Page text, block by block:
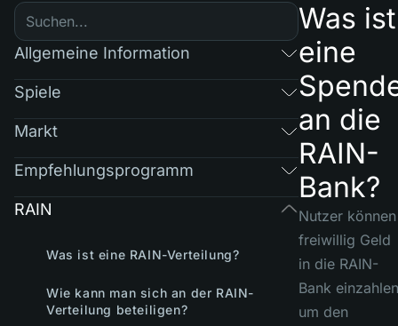
Allgemeine Information
Spiele
Markt
Empfehlungsprogramm
RAIN
Was ist eine RAIN-Verteilung?
Wie kann man sich an der RAIN-
Verteilung beteiligen?
Was ist
eine
an die
RAIN-
Bank?
Nutzer können
freiwillig Geld
in die RAIN-
Bank
um den